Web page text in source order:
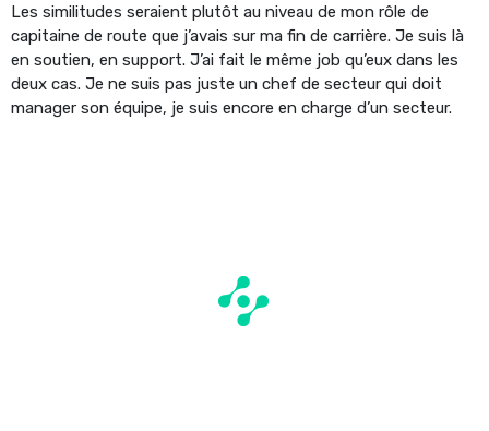
Les similitudes seraient plutôt au niveau de mon rôle de
capitaine de route que j’avais sur ma fin de carrière. Je suis là
en soutien, en support. J’ai fait le même job qu’eux dans les
deux cas. Je ne suis pas juste un chef de secteur qui doit
manager son équipe, je suis encore en charge d’un secteur.